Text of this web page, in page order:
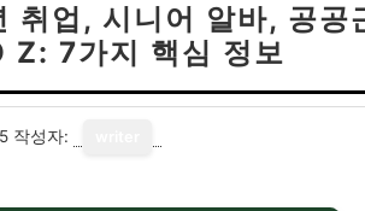
취업, 시니어 알바, 공공
Z: 7가지 핵심 정보
작성자: